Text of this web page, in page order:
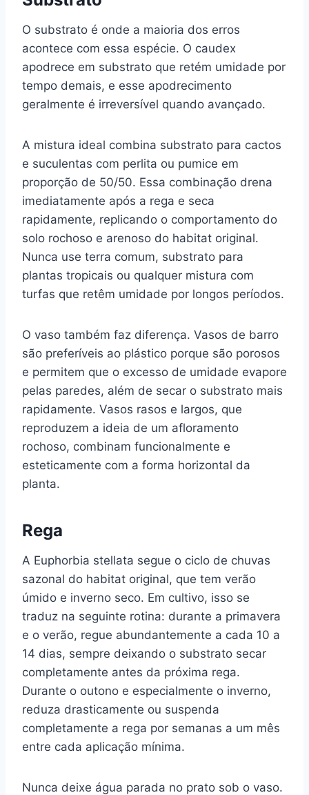
O substrato é onde a maioria dos erros
acontece com essa espécie. O caudex
apodrece em substrato que retém umidade por
tempo demais, e esse apodrecimento
geralmente é irreversível quando avançado.
A mistura ideal combina substrato para cactos
e suculentas com perlita ou pumice em
proporção de 50/50. Essa combinação drena
imediatamente após a rega e seca
rapidamente, replicando o comportamento do
solo rochoso e arenoso do habitat original.
Nunca use terra comum, substrato para
plantas tropicais ou qualquer mistura com
turfas que retêm umidade por longos períodos.
O vaso também faz diferença. Vasos de barro
são preferíveis ao plástico porque são porosos
e permitem que o excesso de umidade evapore
pelas paredes, além de secar o substrato mais
rapidamente. Vasos rasos e largos, que
reproduzem a ideia de um afloramento
rochoso, combinam funcionalmente e
esteticamente com a forma horizontal da
planta.
Rega
A Euphorbia stellata segue o ciclo de chuvas
sazonal do habitat original, que tem verão
úmido e inverno seco. Em cultivo, isso se
traduz na seguinte rotina: durante a primavera
e o verão, regue abundantemente a cada 10 a
14 dias, sempre deixando o substrato secar
completamente antes da próxima rega.
Durante o outono e especialmente o inverno,
reduza drasticamente ou suspenda
completamente a rega por semanas a um mês
entre cada aplicação mínima.
Nunca deixe água parada no prato sob o vaso.